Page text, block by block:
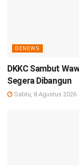
DENEWS
DKKC Sambut
Segera Dibangun
Sabtu, 8 Agustus 2026